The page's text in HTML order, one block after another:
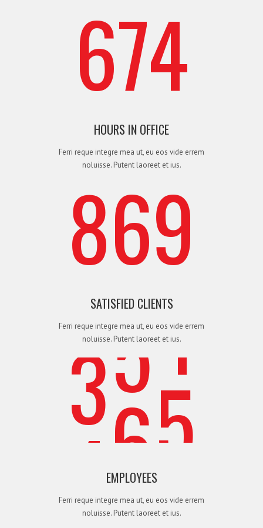
674
HOURS IN OFFICE
Ferri reque integre mea ut, eu eos vide errem
noluisse. Putent laoreet et ius.
869
SATISFIED CLIENTS
Ferri reque integre mea ut, eu eos vide errem
noluisse. Putent laoreet et ius.
0
1
2
3
4
3
4
5
6
7
2
3
4
5
6
EMPLOYEES
Ferri reque integre mea ut, eu eos vide errem
noluisse. Putent laoreet et ius.
3
4
5
6
7
8
2
3
4
5
6
7
0
1
2
3
4
5